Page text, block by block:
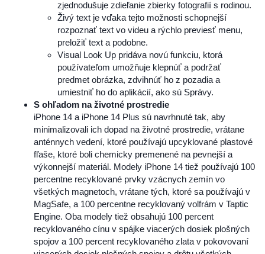
zjednodušuje zdieľanie zbierky fotografií s rodinou.
Živý text je vďaka tejto možnosti schopnejší
rozpoznať text vo videu a rýchlo previesť menu,
preložiť text a podobne.
Visual Look Up pridáva novú funkciu, ktorá
používateľom umožňuje klepnúť a podržať
predmet obrázka, zdvihnúť ho z pozadia a
umiestniť ho do aplikácií, ako sú Správy.
S ohľadom na životné prostredie
iPhone 14 a iPhone 14 Plus sú navrhnuté tak, aby
minimalizovali ich dopad na životné prostredie, vrátane
anténnych vedení, ktoré používajú upcyklované plastové
fľaše, ktoré boli chemicky premenené na pevnejší a
výkonnejší materiál. Modely iPhone 14 tiež používajú 100
percentne recyklované prvky vzácnych zemín vo
všetkých magnetoch, vrátane tých, ktoré sa používajú v
MagSafe, a 100 percentne recyklovaný volfrám v Taptic
Engine. Oba modely tiež obsahujú 100 percent
recyklovaného cínu v spájke viacerých dosiek plošných
spojov a 100 percent recyklovaného zlata v pokovovaní